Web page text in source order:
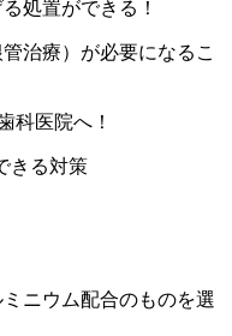
処置ができる！
治療）が必要になるこ
科医院へ！
きる対策
ニウム配合のものを選